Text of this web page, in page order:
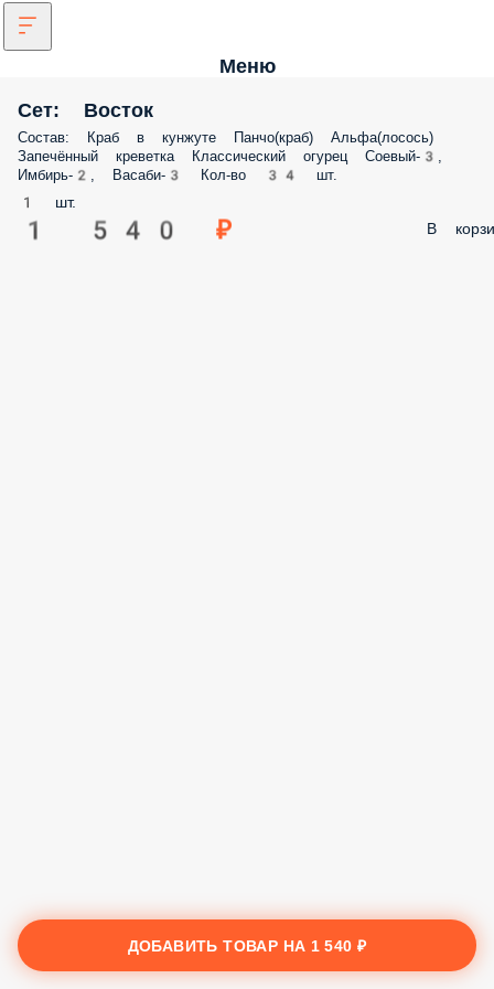
Меню
Сет: Восток
Состав: Краб в кунжуте Панчо(краб) Альфа(лосось)
Запечённый креветка Классический огурец Соевый-3,
Имбирь-2, Васаби-3 Кол-во 34 шт.
1 шт.
1 540 ₽ В
ДОБАВИТЬ ТОВАР НА 1 540 ₽